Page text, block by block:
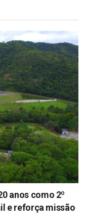
anos como 2º
e reforça missão